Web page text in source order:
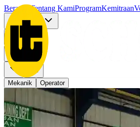
Beranda Tentang KamiProgramKemitraan
Pendaftaran
Lainnya
Mekanik Operator